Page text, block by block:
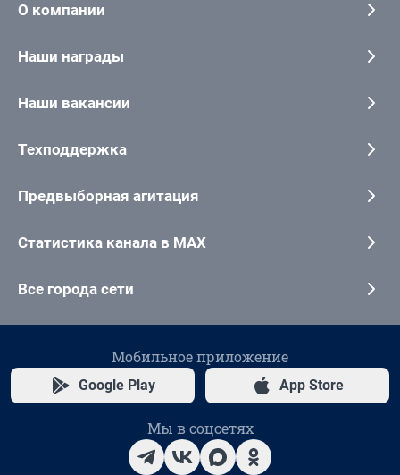
О компании
Наши награды
Наши вакансии
Техподдержка
Предвыборная агитация
Статистика канала в MAX
Все города сети
Мобильное приложение
Google Play App Store
Мы в соцсетях